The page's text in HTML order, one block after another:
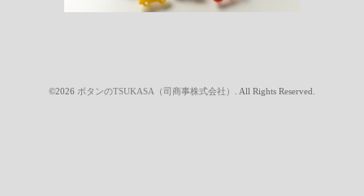
©2026 ボタンのTSUKASA（司商事株式会社） . All Rights Reserved.